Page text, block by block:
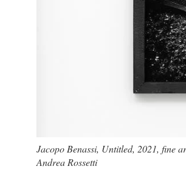
Jacopo Benassi, Untitled, 2021, fine
Andrea Rossetti